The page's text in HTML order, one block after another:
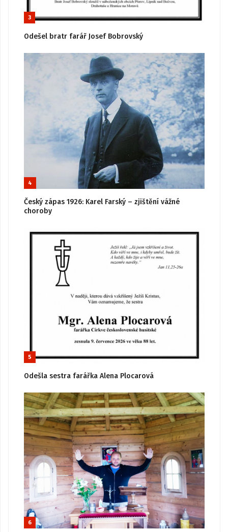
3
Odešel bratr farář Josef Bobrovský
4
Český zápas 1926: Karel Farský – zjištění vážné
choroby
5
Odešla sestra farářka Alena Plocarová
6